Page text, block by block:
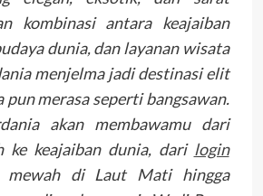
kombinasi antara keajaiban
dunia, dan layanan wisata
menjelma jadi destinasi elit
pun merasa seperti bangsawan.
akan membawamu dari
ke keajaiban dunia, dari login
di Laut Mati hingga